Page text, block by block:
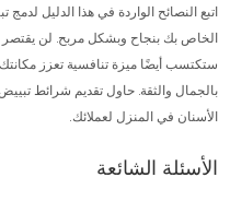
اتبع النصائح الواردة في هذا الدليل
الخاص بك بنجاح وبشكل مربح. لن يقتصر
ستكتسب أيضًا ميزة تنافسية تعزز
بالجمال والثقة. حاول تقديم شرائط
الأسنان في المنزل لعملائك.
الأسئلة الشائعة